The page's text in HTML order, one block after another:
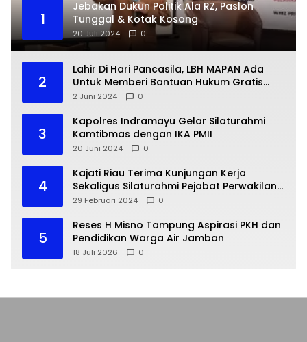
1
Jebakan Dukun Politik Ala RZ, Paslon
Tunggal & Kotak Kosong
20 Juli 2024 0
2
Lahir Di Hari Pancasila, LBH MAPAN Ada
Untuk Memberi Bantuan Hukum Gratis
Bagi Masyarakat Kurang Mampu
2 Juni 2024 0
3
Kapolres Indramayu Gelar Silaturahmi
Kamtibmas dengan IKA PMII
20 Juni 2024 0
4
Kajati Riau Terima Kunjungan Kerja
Sekaligus Silaturahmi Pejabat Perwakilan
Bank Indonesia Provinsi Riau
29 Februari 2024 0
5
Reses H Misno Tampung Aspirasi PKH dan
Pendidikan Warga Air Jamban
18 Juli 2026 0